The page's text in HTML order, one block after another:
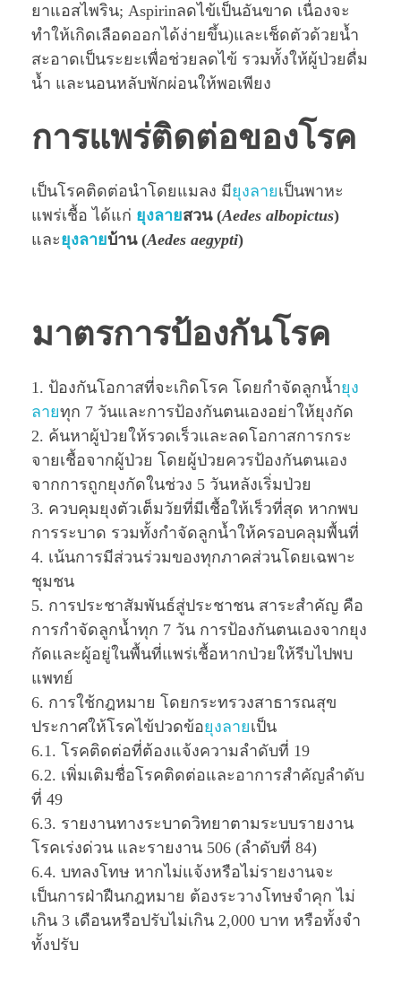
ยาแอสไพริน; Aspirinลดไข้เป็นอันขาด เนื่องจะ
ทำให้เกิดเลือดออกได้ง่ายขึ้น)และเช็ดตัวด้วยนํ้า
สะอาดเป็นระยะเพื่อช่วยลดไข้ รวมทั้งให้ผู้ป่วยดื่ม
นํ้า และนอนหลับพักผ่อนให้พอเพียง
การแพร่ติดต่อของโรค
เป็นโรคติดต่อนำโดยแมลง มียุงลายเป็นพาหะ
แพร่เชื้อ ได้แก่ ยุงลายสวน (Aedes albopictus)
และยุงลายบ้าน (Aedes aegypti)
มาตรการป้องกันโรค
1. ป้องกันโอกาสที่จะเกิดโรค โดยกำจัดลูกนํ้ายุง
ลายทุก 7 วันและการป้องกันตนเองอย่าให้ยุงกัด
2. ค้นหาผู้ป่วยให้รวดเร็วและลดโอกาสการกระ
จายเชื้อจากผู้ป่วย โดยผู้ป่วยควรป้องกันตนเอง
จากการถูกยุงกัดในช่วง 5 วันหลังเริ่มป่วย
3. ควบคุมยุงตัวเต็มวัยที่มีเชื้อให้เร็วที่สุด หากพบ
การระบาด รวมทั้งกำจัดลูกนํ้าให้ครอบคลุมพื้นที่
4. เน้นการมีส่วนร่วมของทุกภาคส่วนโดยเฉพาะ
ชุมชน
5. การประชาสัมพันธ์สู่ประชาชน สาระสำคัญ คือ
การกำจัดลูกนํ้าทุก 7 วัน การป้องกันตนเองจากยุง
กัดและผู้อยู่ในพื้นที่แพร่เชื้อหากป่วยให้รีบไปพบ
แพทย์
6. การใช้กฎหมาย โดยกระทรวงสาธารณสุข
ประกาศให้โรคไข้ปวดข้อยุงลายเป็น
6.1. โรคติดต่อที่ต้องแจ้งความลำดับที่ 19
6.2. เพิ่มเติมชื่อโรคติดต่อและอาการสำคัญลำดับ
ที่ 49
6.3. รายงานทางระบาดวิทยาตามระบบรายงาน
โรคเร่งด่วน และรายงาน 506 (ลำดับที่ 84)
6.4. บทลงโทษ หากไม่แจ้งหรือไม่รายงานจะ
เป็นการฝ่าฝืนกฎหมาย ต้องระวางโทษจำคุก ไม่
เกิน 3 เดือนหรือปรับไม่เกิน 2,000 บาท หรือทั้งจำ
ทั้งปรับ